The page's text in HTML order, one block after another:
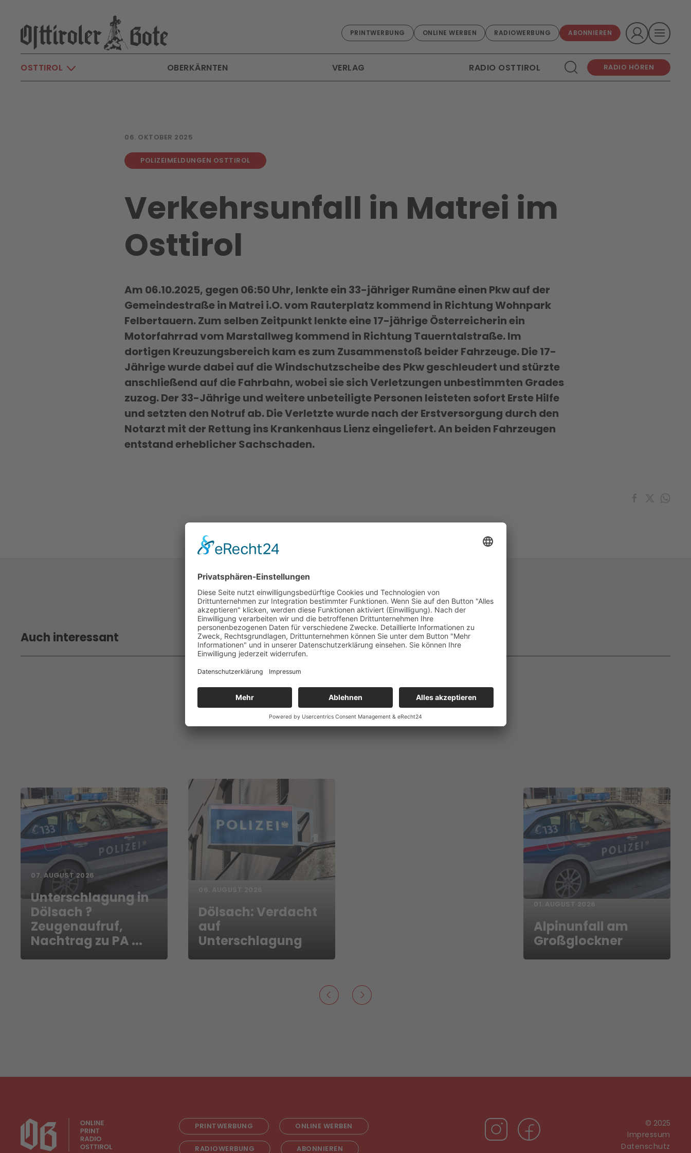
Skip to main content
PRINTWERBUNG ONLINE WERBEN RADIOWERBUNG ABONNIEREN
OSTTIROL OBERKÄRNTEN VERLAG RADIO OSTTIROL RADIO HÖREN
06. OKTOBER 2025
POLIZEIMELDUNGEN OSTTIROL
Verkehrsunfall in Matrei im
Osttirol
Am 06.10.2025, gegen 06:50 Uhr, lenkte ein 33-jähriger Rumäne einen Pkw auf der
Gemeindestraße in Matrei i.O. vom Rauterplatz kommend in Richtung Wohnpark
Felbertauern. Zum selben Zeitpunkt lenkte eine 17-jährige Österreicherin ein
Motorfahrrad vom Marstallweg kommend in Richtung Tauerntalstraße. Im
dortigen Kreuzungsbereich kam es zum Zusammenstoß beider Fahrzeuge. Die 17-
Jährige wurde dabei auf die Windschutzscheibe des Pkw geschleudert und stürzte
anschließend auf die Fahrbahn, wobei sie sich Verletzungen unbestimmten Grades
zuzog. Der 33-Jährige und weitere unbeteiligte Personen leisteten sofort Erste Hilfe
und setzten den Notruf ab. Die Verletzte wurde nach der Erstversorgung durch den
Notarzt mit der Rettung ins Krankenhaus Lienz eingeliefert. An beiden Fahrzeugen
entstand erheblicher Sachschaden.
Auch interessant
07. AUGUST 2026
Unterschlagung in
Dölsach ?
Zeugenaufruf,
Nachtrag zu PA ...
Dölsach: Verdacht
auf
Unterschlagung
Alpinunfall am
Großglockner
PRINTWERBUNG ONLINE WERBEN
RADIOWERBUNG ABONNIEREN
© 2025
Impressum
Datenschutz